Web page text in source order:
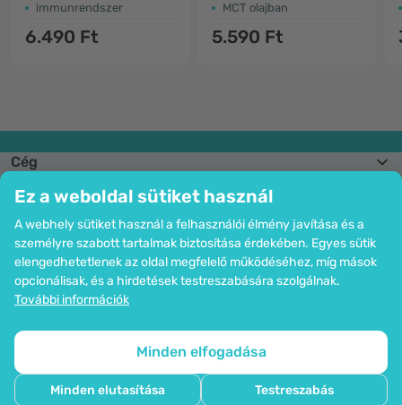
Ez a weboldal sütiket használ
A webhely sütiket használ a felhasználói élmény javítása és a
személyre szabott tartalmak biztosítása érdekében. Egyes sütik
elengedhetetlenek az oldal megfelelő működéséhez, míg mások
opcionálisak, és a hirdetések testreszabására szolgálnak.
További információk
Minden elfogadása
Minden elutasítása Testreszabás
immunrendszer
6.490 Ft
MCT olajban
5.590 Ft
Cég
Csatlakozzon hozzánk
Segítség és megrendelések
Bankkártyás fizetési lehetőség. A személyes adatok garantált védelme
SSL titkosítással.
Az oldal térképe